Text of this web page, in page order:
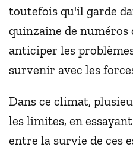
toutefois qu'il garde
quinzaine de numéros
anticiper les
survenir avec les
Dans ce climat,
les limites, en
entre la survie de ces